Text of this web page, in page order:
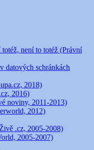
není to totéž (Právní
datových schránkách
2018)
2016)
noviny, 2011-2013)
2012)
.cz, 2005-2008)
2005-2007)